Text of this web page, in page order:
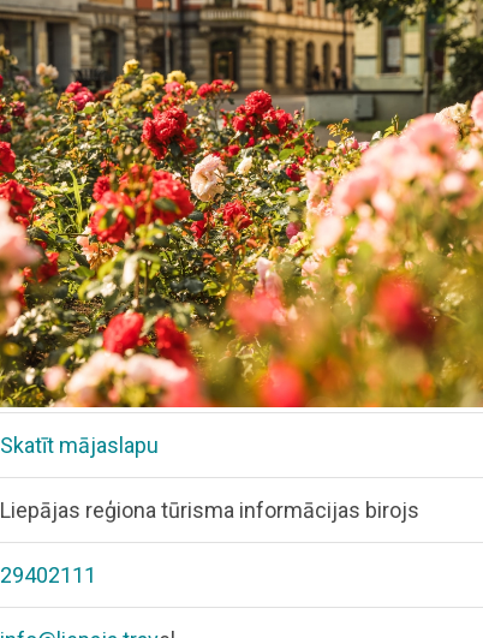
Skatīt mājaslapu
Liepājas reģiona tūrisma informācijas birojs
29402111